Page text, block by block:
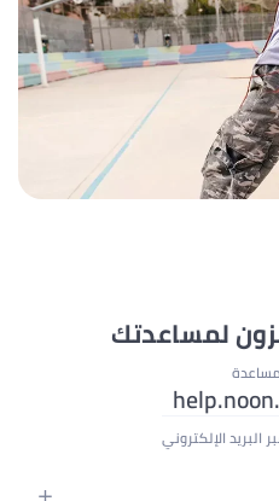
لمساعدتك
الإلكتروني